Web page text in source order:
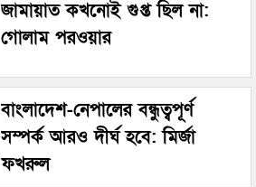
জামায়াত কখনোই গুপ্ত ছিল না:
গোলাম পরওয়ার
বাংলাদেশ-নেপালের বন্ধুত্বপূর্ণ
সম্পর্ক আরও দীর্ঘ হবে: মির্জা
ফখরুল